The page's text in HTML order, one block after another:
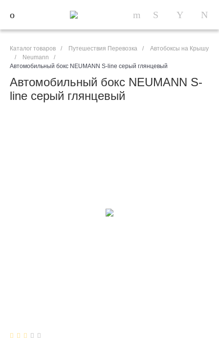
Каталог товаров / Путешествия Перевозка /
Автобоксы на Крышу
/
Neumann
/
Автомобильный бокс NEUMANN S-line серый глянцевый
Автомобильный бокс NEUMANN S-
line серый глянцевый